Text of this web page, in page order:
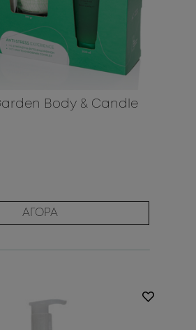
Body & Candle
ΑΓΟΡΑ